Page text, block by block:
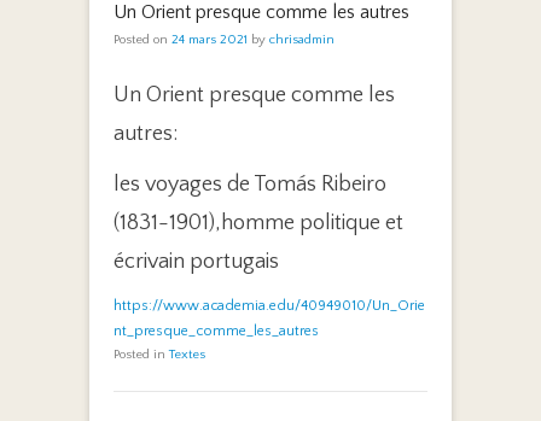
Un Orient presque comme les autres
Posted on 24 mars 2021 by chrisadmin
Un Orient presque comme les
autres:
les voyages de Tomás Ribeiro
(1831-1901),homme politique et
écrivain portugais
https://www.academia.edu/40949010/Un_Orie
nt_presque_comme_les_autres
Posted inTextes